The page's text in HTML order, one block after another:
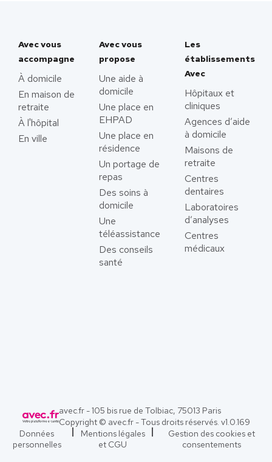
Avec vous
accompagne
À domicile
En maison de
retraite
À l'hôpital
En ville
Avec vous
propose
Une aide à
domicile
Une place en
EHPAD
Une place en
résidence
Un portage de
repas
Des soins à
domicile
Une
téléassistance
Des conseils
santé
Les
établissements
Avec
Hôpitaux et
cliniques
Agences d’aide
à domicile
Maisons de
retraite
Centres
dentaires
Laboratoires
d’analyses
Centres
médicaux
avec.fr - 105 bis rue de Tolbiac, 75013 Paris
Copyright © avec.fr - Tous droits réservés. v1.0.169
Données
personnelles
Mentions légales
et CGU
Gestion des cookies et
consentements